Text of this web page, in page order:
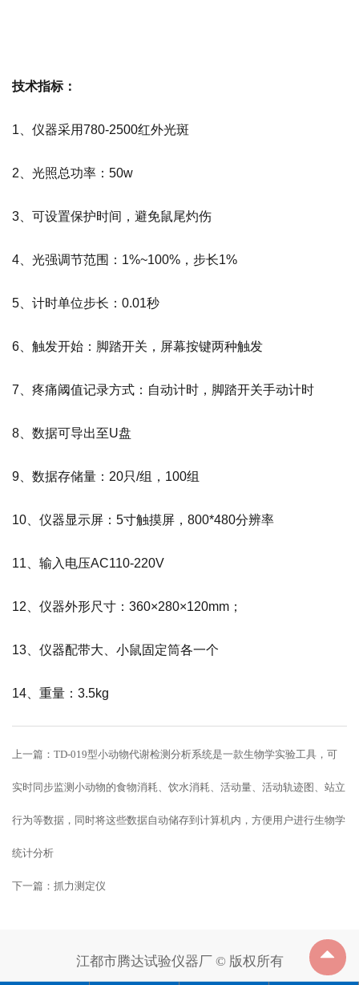
技术指标：
1、仪器采用780-2500红外光斑
2、光照总功率：50w
3、可设置保护时间，避免鼠尾灼伤
4、光强调节范围：1%~100%，步长1%
5、计时单位步长：0.01秒
6、触发开始：脚踏开关，屏幕按键两种触发
7、疼痛阈值记录方式：自动计时，脚踏开关手动计时
8、数据可导出至U盘
9、数据存储量：20只/组，100组
10、仪器显示屏：5寸触摸屏，800*480分辨率
11、输入电压AC110-220V
12、仪器外形尺寸：360×280×120mm；
13、仪器配带大、小鼠固定筒各一个
14、重量：3.5kg
上一篇： TD-019型小动物代谢检测分析系统是一款生物学实验工具，可
实时同步监测小动物的食物消耗、饮水消耗、活动量、活动轨迹图、站立
行为等数据，同时将这些数据自动储存到计算机内，方便用户进行生物学
统计分析
下一篇： 抓力测定仪
江都市腾达试验仪器厂 © 版权所有